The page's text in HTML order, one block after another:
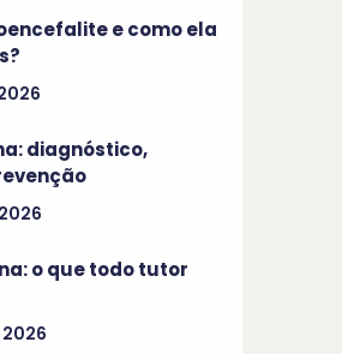
e como ela
diagnóstico,
o que todo tutor